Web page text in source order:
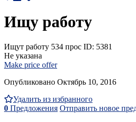
Ищу работу
Ищут работу 534 прос ID: 5381
Не указана
Make price offer
Опубликовано Октябрь 10, 2016
Удалить из избранного
0 Предложения Отправить новое